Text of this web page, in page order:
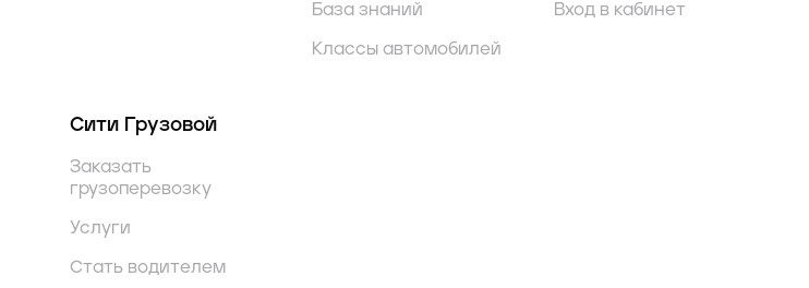
База знаний
Классы автомобилей
Вход в кабинет
Сити Грузовой
Заказать
грузоперевозку
Услуги
Стать водителем